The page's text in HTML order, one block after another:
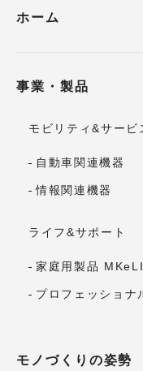
ホーム
事業・製品
モビリティ&サービ
自動車関連機器
情報関連機器
ライフ&サポート
家庭用製品
プロフェッショナ
モノづくりの姿勢